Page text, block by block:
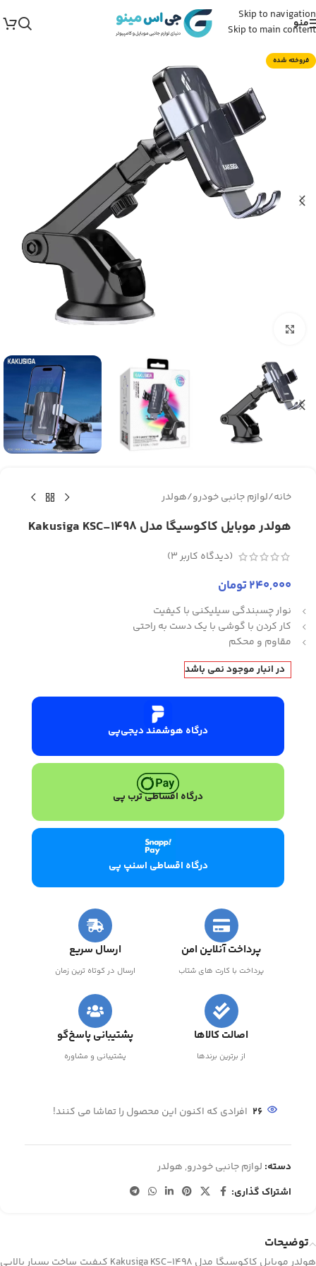
Skip to navigation
Skip to main content
منو
فروخته شده
خانه/لوازم جانبی خودرو/هولدر
هولدر موبایل کاکوسیگا مدل Kakusiga KSC-1498
(دیدگاه کاربر3
)
240,000تومان
نوار چسبندگی سیلیکنی با کیفیت
کار کردن با گوشی با یک دست به راحتی
مقاوم و محکم
در انبار موجود نمی باشد
درگاه هوشمند دیجی‌پی
درگاه اقساطی ترب پی
درگاه اقساطی اسنپ پی
پرداخت آنلاین امن
پرداخت با کارت های شتاب
ارسال سریع
ارسال در کوتاه ترین زمان
اصالت کالاها
از برترین برندها
پشتیبانی پاسخ‌گو
پشتیبانی و مشاوره
26 افرادی که اکنون این محصول را تماشا می کنند!
دسته: لوازم جانبی خودرو, هولدر
اشتراک گذاری:
توضیحات
هولدر موبایل کاکوسیگا مدل Kakusiga KSC-1498 کیفیت ساخت بسیار بالایی